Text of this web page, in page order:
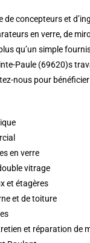
de concepteurs et
en verre, de
qu’un simple
Paule (69620)s
nous pour bénéficier
en verre
vitrage
et étagères
et de toiture
et réparation de